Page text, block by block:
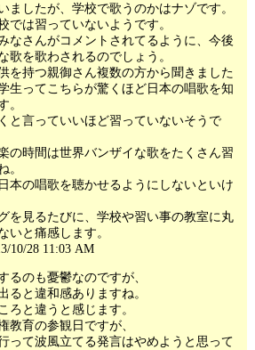
ましたが、学校で歌うのかはナゾです。
では習っていないようです。
なさんがコメントされてるように、今後
歌を歌わされるのでしょう。
を持つ親御さん複数の方から聞きました
生ってこちらが驚くほど日本の唱歌を知
。
と言っていいほど習っていないそうで
の時間は世界バンザイな歌をたくさん習
。
本の唱歌を聴かせるようにしないといけ
を見るたびに、学校や習い事の教室に丸
いと痛感します。
10/28 11:03 AM
るのも憂鬱なのですが、
ると違和感ありますね。
ろと違うと感じます。
教育の参観日ですが、
って波風立てる発言はやめようと思って